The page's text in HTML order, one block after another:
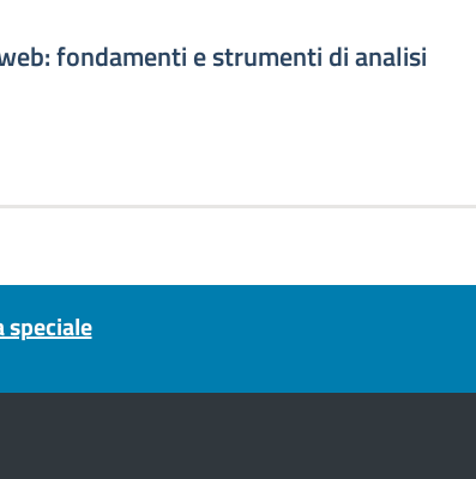
fondamenti e strumenti di analisi
speciale